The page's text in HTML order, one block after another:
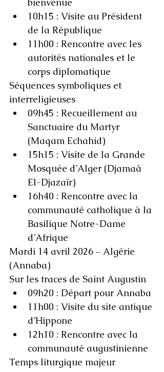
bienvenue
10h15 : Visite au Président
de la République
11h00 : Rencontre avec les
autorités nationales et le
corps diplomatique
Séquences symboliques et
interreligieuses
09h45 : Recueillement au
Sanctuaire du Martyr
(Maqam Echahid)
15h15 : Visite de la Grande
Mosquée d’Alger (Djamaâ
El-Djazaïr)
16h40 : Rencontre avec la
communauté catholique à la
Basilique Notre-Dame
d’Afrique
Mardi 14 avril 2026 – Algérie
(Annaba)
Sur les traces de Saint Augustin
09h20 : Départ pour Annaba
11h00 : Visite du site antique
d’Hippone
12h10 : Rencontre avec la
communauté augustinienne
Temps liturgique majeur